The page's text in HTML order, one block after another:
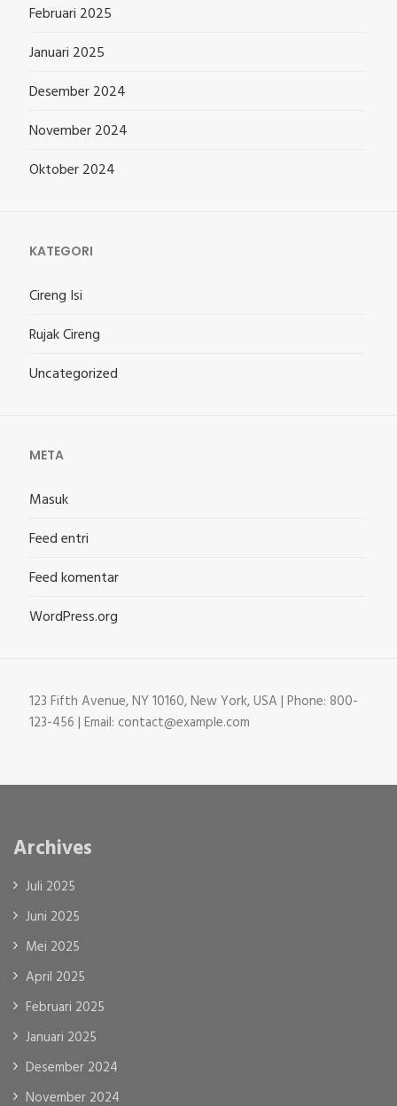
Februari 2025
Januari 2025
Desember 2024
November 2024
Oktober 2024
KATEGORI
Cireng Isi
Rujak Cireng
Uncategorized
META
Masuk
Feed entri
Feed komentar
WordPress.org
123 Fifth Avenue, NY 10160, New York, USA | Phone: 800-
123-456 | Email: contact@example.com
Archives
Juli 2025
Juni 2025
Mei 2025
April 2025
Februari 2025
Januari 2025
Desember 2024
November 2024